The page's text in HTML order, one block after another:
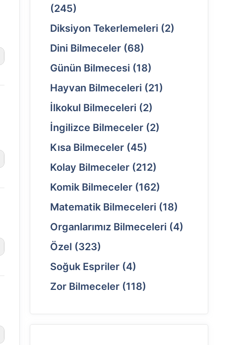
(245)
Diksiyon Tekerlemeleri (2)
Dini Bilmeceler (68)
Günün Bilmecesi (18)
Hayvan Bilmeceleri (21)
İlkokul Bilmeceleri (2)
İngilizce Bilmeceler (2)
Kısa Bilmeceler (45)
Kolay Bilmeceler (212)
Komik Bilmeceler (162)
Matematik Bilmeceleri (18)
Organlarımız Bilmeceleri (4)
Özel (323)
Soğuk Espriler (4)
Zor Bilmeceler (118)